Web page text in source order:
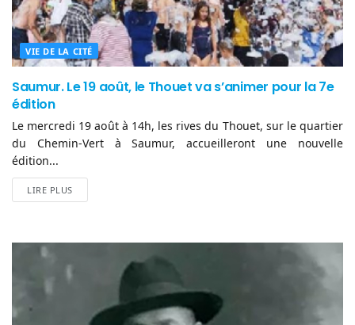
VIE DE LA CITÉ
Saumur. Le 19 août, le Thouet va s’animer pour la 7e
édition
Le mercredi 19 août à 14h, les rives du Thouet, sur le quartier
du Chemin-Vert à Saumur, accueilleront une nouvelle
édition...
LIRE PLUS